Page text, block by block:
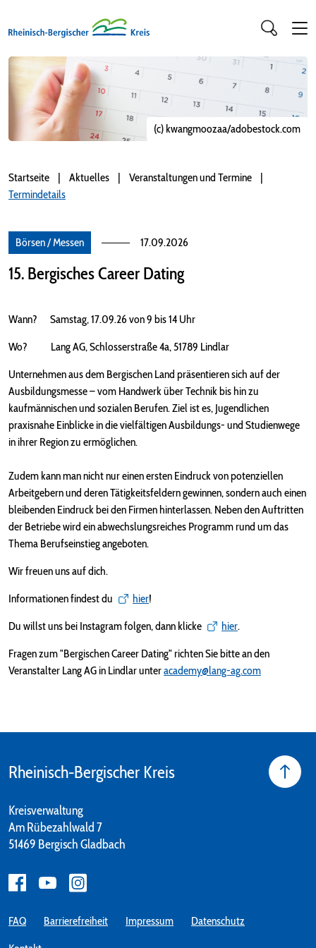
(c) kwangmoozaa/adobestock.com
Startseite Aktuelles
Veranstaltungen und Termine
Termindetails
Börsen / Messen 17.09.2026
15. Bergisches Career Dating
Wann? Samstag, 17.09.26 von 9 bis 14 Uhr
Wo? Lang AG, Schlosserstraße 4a, 51789 Lindlar
Unternehmen aus dem Bergischen Land präsentieren sich auf der
Ausbildungsmesse – vom Handwerk über Technik bis hin zu
kaufmännischen und sozialen Berufen. Ziel ist es, Jugendlichen
praxisnahe Einblicke in die vielfältigen Ausbildungs- und Studienwege
in ihrer Region zu ermöglichen.
Zudem kann man nicht nur einen ersten Eindruck von potenziellen
Arbeitgebern und deren Tätigkeitsfeldern gewinnen, sondern auch einen
bleibenden Eindruck bei den Firmen hinterlassen. Neben den Auftritten
der Betriebe wird ein abwechslungsreiches Programm rund um das
Thema Berufseinstieg angeboten.
Wir freuen uns auf dich.
Informationen findest du hier!
Du willst uns bei Instagram folgen, dann klicke hier.
Fragen zum "Bergischen Career Dating" richten Sie bitte an den
Veranstalter Lang AG in Lindlar unteracademy@lang-ag.com
Rheinisch-Bergischer Kreis
Kreisverwaltung
Am Rübezahlwald 7
51469 Bergisch Gladbach
FAQ Barrierefreiheit Impressum Datenschutz